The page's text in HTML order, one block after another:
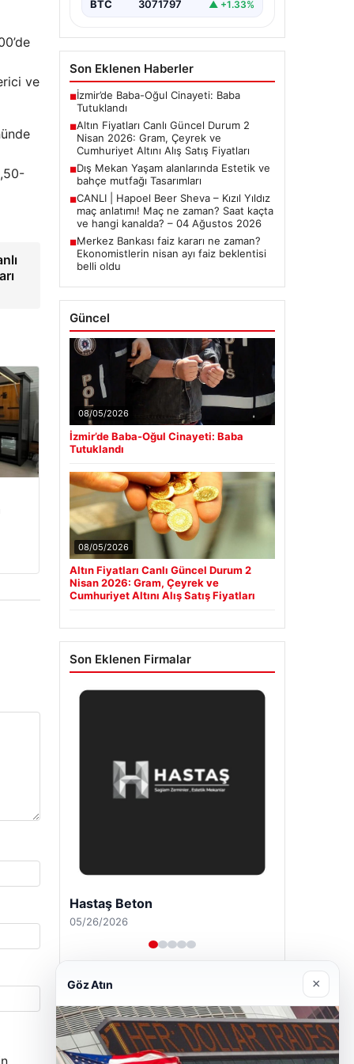
ve
BTC 3071797 ▲ +1.33%
Son Eklenen Haberler
■İzmir’de Baba-Oğul Cinayeti: Baba
Tutuklandı
■Altın Fiyatları Canlı Güncel Durum 2
Nisan 2026: Gram, Çeyrek ve
Cumhuriyet Altını Alış Satış Fiyatları
■Dış Mekan Yaşam alanlarında Estetik ve
bahçe mutfağı Tasarımları
■CANLI | Hapoel Beer Sheva – Kızıl Yıldız
maç anlatımı! Maç ne zaman? Saat kaçta
ve hangi kanalda? – 04 Ağustos 2026
■Merkez Bankası faiz kararı ne zaman?
Ekonomistlerin nisan ayı faiz beklentisi
belli oldu
Güncel
08/05/2026
İzmir’de Baba-Oğul Cinayeti: Baba
Tutuklandı
08/05/2026
Altın Fiyatları Canlı Güncel Durum 2
Nisan 2026: Gram, Çeyrek ve
Cumhuriyet Altını Alış Satış Fiyatları
Son Eklenen Firmalar
Enes Kaplan Avukatlık Bürosu
04/28/2026
Göz Atın ×